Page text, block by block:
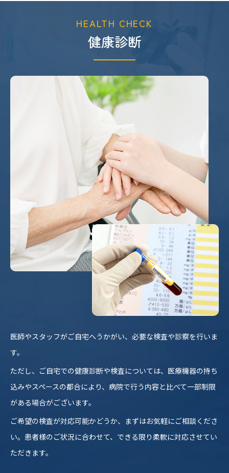
HEALTH CHECK
健康診断
医師やスタッフがご自宅へうかがい、必要な検査や診察を行いま
す。
ただし、ご自宅での健康診断や検査については、医療機器の持ち
込みやスペースの都合により、病院で行う内容と比べて一部制限
がある場合がございます。
ご希望の検査が対応可能かどうか、まずはお気軽にご相談くださ
い。患者様のご状況に合わせて、できる限り柔軟に対応させてい
ただきます。